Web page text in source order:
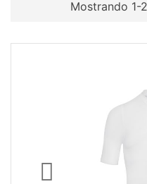
Mostrando 1-